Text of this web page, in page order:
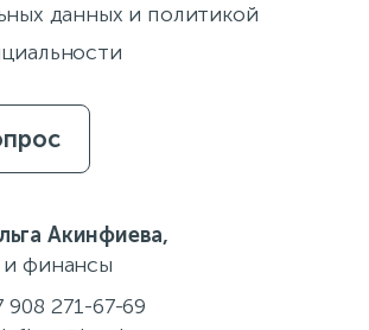
данных и политикой
Акинфиева,
и финансы
908 271-67-69